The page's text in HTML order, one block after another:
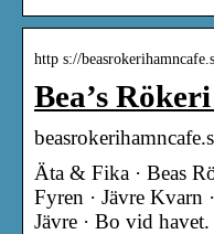
http s://
Bea’s
Äta & Fika · Beas
Fyren · Jävre Kvarn
Jävre · Bo vid havet.